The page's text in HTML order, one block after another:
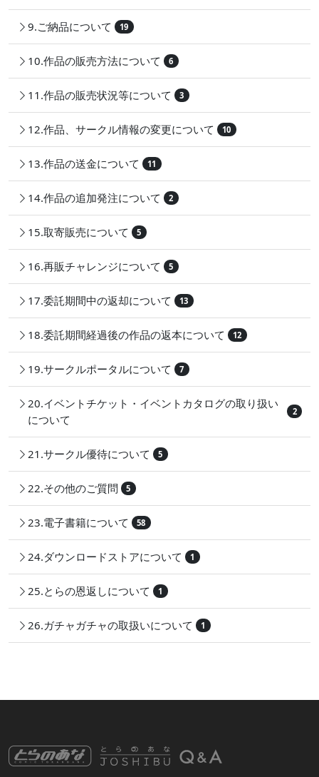
9.ご納品について 19
10.作品の販売方法について 6
11.作品の販売状況等について 3
12.作品、サークル情報の変更について 10
13.作品の送金について 11
14.作品の追加発注について 2
15.取寄販売について 5
16.再販チャレンジについて 5
17.委託期間中の返却について 13
18.委託期間経過後の作品の返本について 12
19.サークルポータルについて 7
20.イベントチケット・イベントカタログの取り扱い
について
2
21.サークル優待について 5
22.その他のご質問 5
23.電子書籍について 58
24.ダウンロードストアについて 1
25.とらの恩返しについて 1
26.ガチャガチャの取扱いについて 1